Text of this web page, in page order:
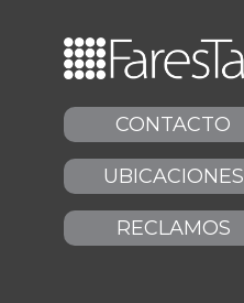
CONTACTO
UBICACIONES
RECLAMOS